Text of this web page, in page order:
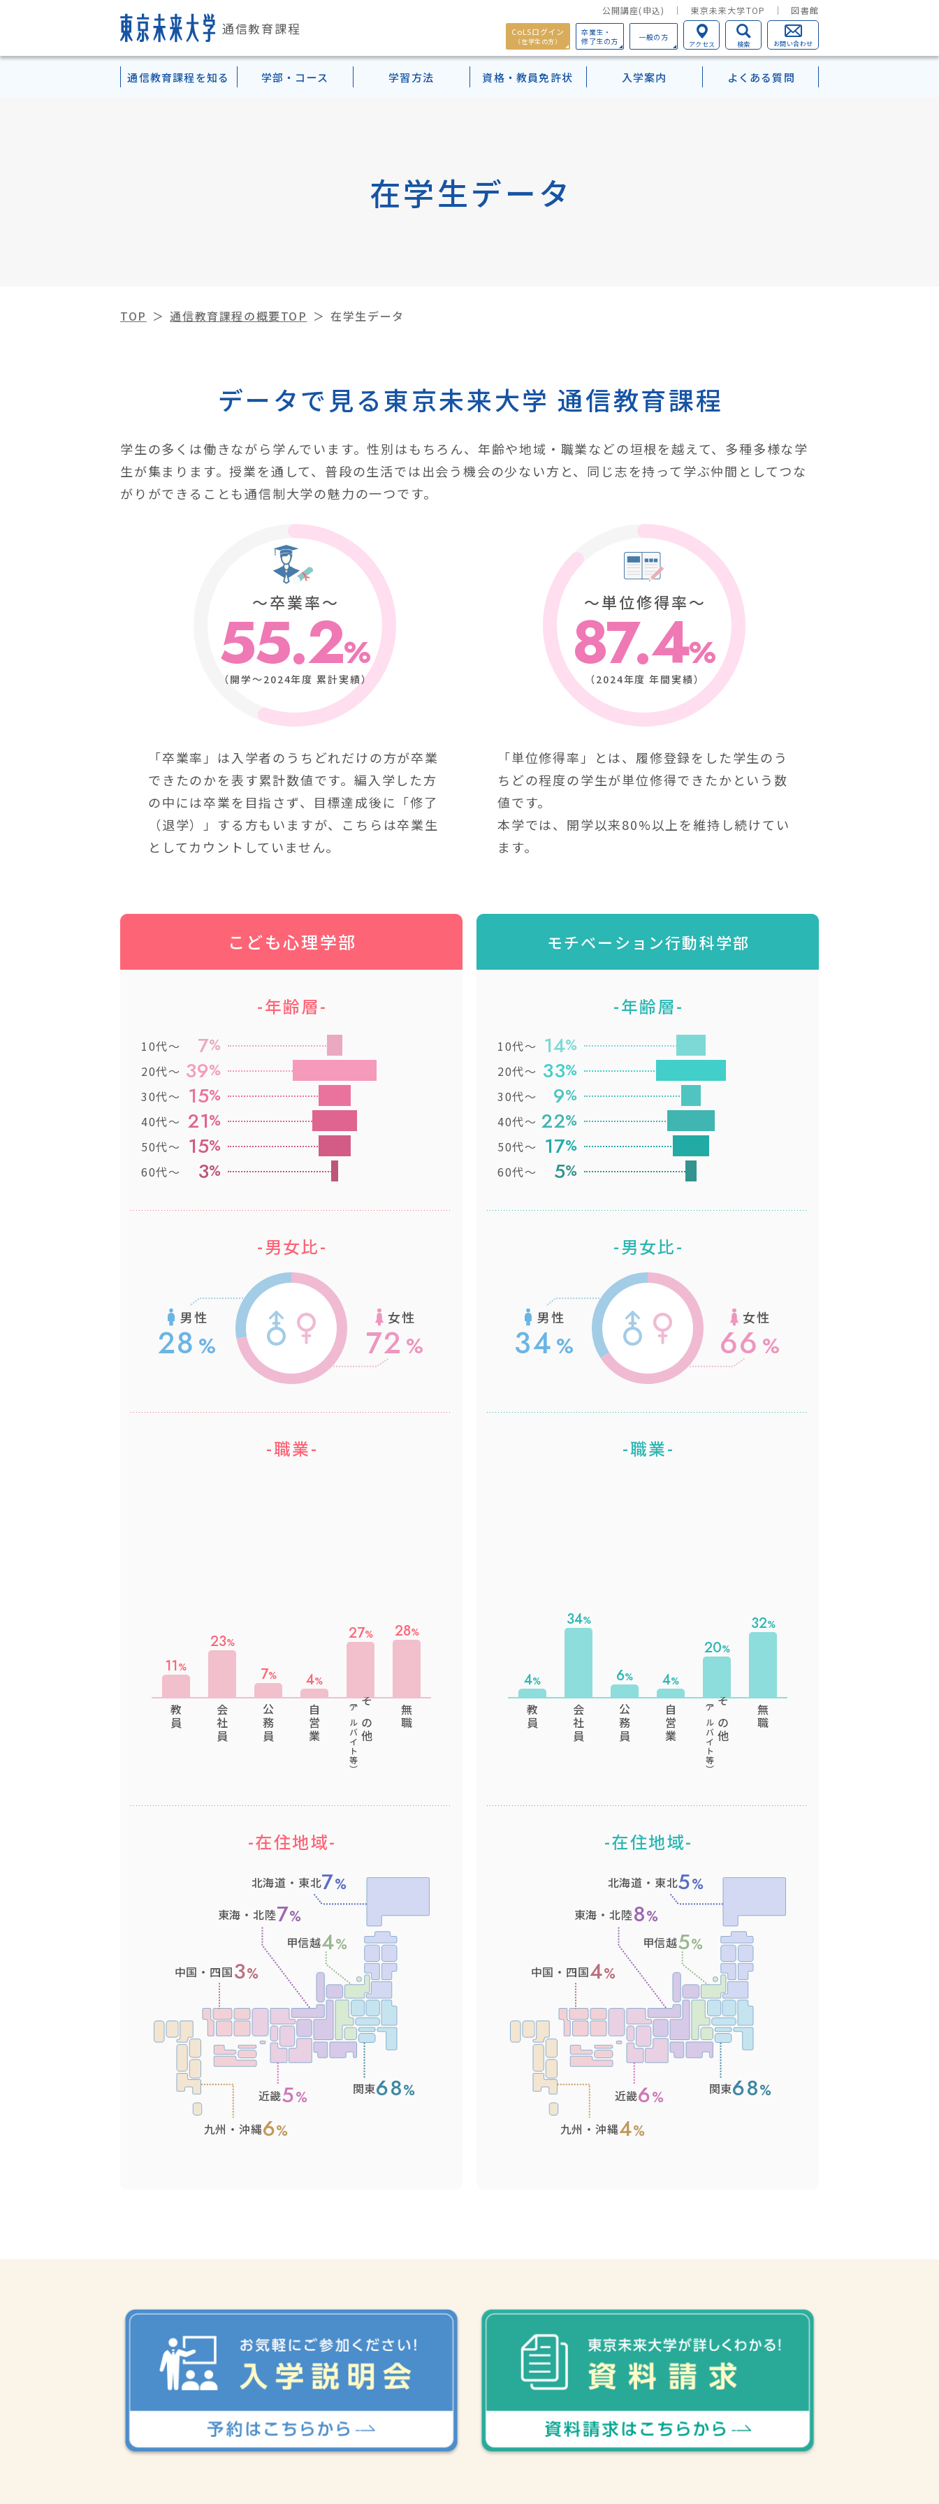
通信教育課程
公開講座(申込) 東京未来大学TOP 図書館
CoLSログイン
（在学生の方）
卒業生・
修了生の方
一般の方
アクセス
通信教育課程を知る
Webシラバス
年間学事・開講予定表
学部・コース
在学生メッセージ
卒業生メッセージ
正科生（1年次入学）
正科生（3年次編入学)
学習方法 資格・教員免許状
「公認モチベーション・マネジャー」Basic資格
入学案内 よくある質問
検索 お問い合わせ
在学生データ
TOP 通信教育課程の概要TOP 在学生データ
データで見る東京未来大学 通信教育課程
学生の多くは働きながら学んでいます。性別はもちろん、年齢や地域・職業などの垣根を越えて、多種多様な学
生が集まります。授業を通して、普段の生活では出会う機会の少ない方と、同じ志を持って学ぶ仲間としてつな
がりができることも通信制大学の魅力の一つです。
〜卒業率〜
55.2
（開学～2024年度 累計実績）
「卒業率」は入学者のうちどれだけの方が卒業
できたのかを表す累計数値です。編入学した方
の中には卒業を目指さず、目標達成後に「修了
（退学）」する方もいますが、こちらは卒業生
としてカウントしていません。
〜単位修得率〜
87.4
（2024年度 年間実績）
「単位修得率」とは、履修登録をした学生のう
ちどの程度の学生が単位修得できたかという数
値です。
本学では、開学以来80%以上を維持し続けてい
ます。
こども心理学部 モチベーション行動科学部
-年齢層-
10代〜 7%
20代〜 39%
30代〜 15%
40代〜 21%
50代〜 15%
60代〜 3%
-男女比-
男性
28
女性
72
-職業-
11
23
7
4
27 28
教員 会社員 公務員 自営業 その他
（アルバイト等） 無職
-在住地域-
北海道・東北7
甲信越4
関東68
東海・北陸7
近畿5
中国・四国3
九州・沖縄6
-年齢層-
10代〜 14%
20代〜 33%
30代〜 9%
40代〜 22%
50代〜 17%
60代〜 5%
-男女比-
男性
34
女性
66
-職業-
4
34
6 4
20
32
教員 会社員 公務員 自営業 その他
（アルバイト等） 無職
-在住地域-
北海道・東北5
甲信越5
関東68
東海・北陸8
近畿6
中国・四国4
九州・沖縄4